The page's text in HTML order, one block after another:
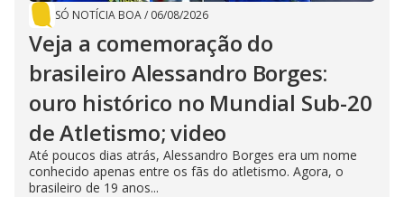
SÓ NOTÍCIA BOA/ 06/08/2026
Veja a comemoração do
brasileiro Alessandro Borges:
ouro histórico no Mundial Sub-20
de Atletismo; video
Até poucos dias atrás, Alessandro Borges era um nome
conhecido apenas entre os fãs do atletismo. Agora, o
brasileiro de 19 anos...